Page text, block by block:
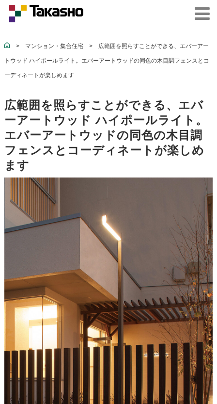
> マンション・集合住宅> 広範囲を照らすことができる、エバーアー
トウッド ハイポールライト。エバーアートウッドの同色の木目調フェンスとコ
ーディネートが楽しめます
広範囲を照らすことができる、エバ
ーアートウッド ハイポールライト。
エバーアートウッドの同色の木目調
フェンスとコーディネートが楽しめ
ます